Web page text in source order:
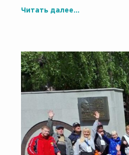
Читать далее...